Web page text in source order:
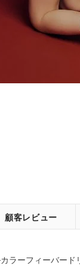
顧客レビュー
ラーフィーバード